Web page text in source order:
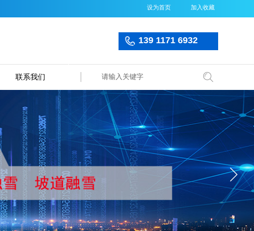
设为首页 加入收藏
139 1171 6932
联系我们 搜索